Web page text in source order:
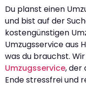
Du planst einen
und bist auf der
kostengünstigen
Umzugsservice aus
was du brauchst.
Umzugsservice, der
Ende stressfrei und